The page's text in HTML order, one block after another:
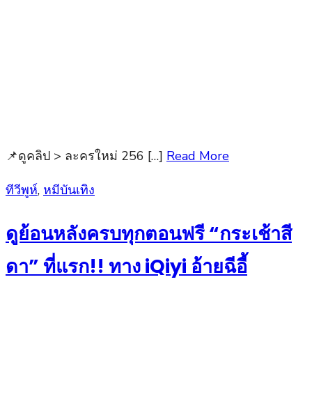
📌ดูคลิป > ละครใหม่ 256 […] Read More
Posted
ทีวีพูห์, หมีบันเทิง
ดูย้อนหลังครบทุกตอนฟรี “กระเช้าสี
ดา” ที่แรก!! ทาง iQiyi อ้ายฉีอี้